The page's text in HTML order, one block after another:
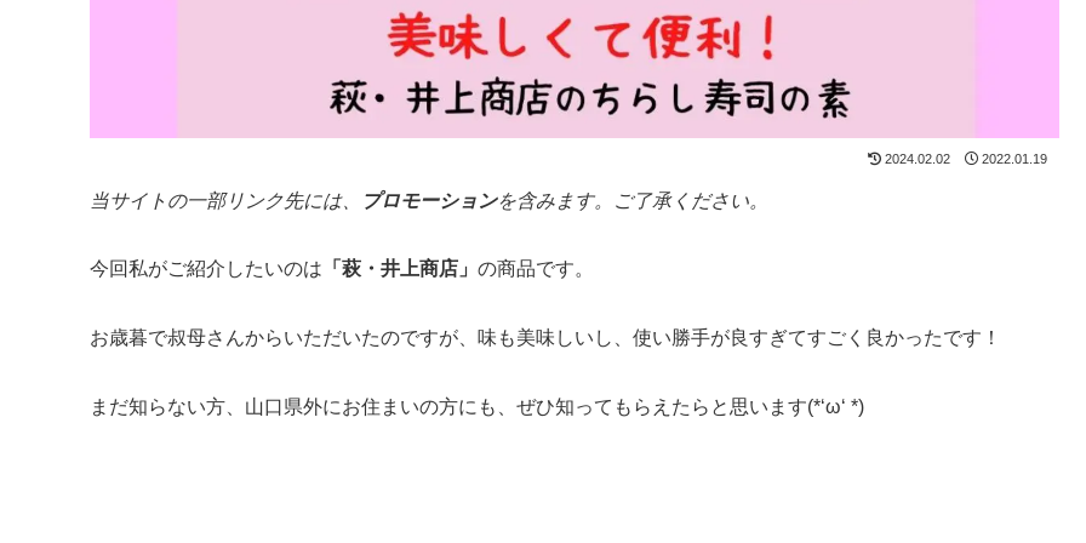
2024.02.02 2022.01.19
当サイトの一部リンク先には、 プロモーションを含みます。ご了承ください。
今回私がご紹介したいのは 「萩・井上商店」 の商品です。
お歳暮で叔母さんからいただいたのですが、味も美味しいし、使い勝手が良すぎてすごく良かったです！
まだ知らない方、山口県外にお住まいの方にも、ぜひ知ってもらえたらと思います(*‘ω‘ *)